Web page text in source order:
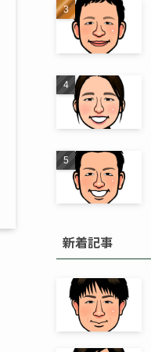
新着記事